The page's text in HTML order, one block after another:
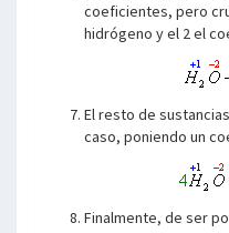
coeficientes, pero
hidrógeno y el 2 el
El resto de
caso, poniendo un
Finalmente, de ser